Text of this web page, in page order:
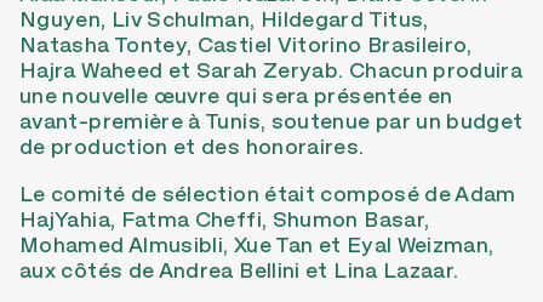
Nguyen, Liv Schulman, Hildegard Titus,
Natasha Tontey, Castiel Vitorino Brasileiro,
Hajra Waheed et Sarah Zeryab. Chacun produira
une nouvelle œuvre qui sera présentée en
avant-première à Tunis, soutenue par un budget
de production et des honoraires.
Le comité de sélection était composé de Adam
HajYahia, Fatma Cheffi, Shumon Basar,
Mohamed Almusibli, Xue Tan et Eyal Weizman,
aux côtés de Andrea Bellini et Lina Lazaar.